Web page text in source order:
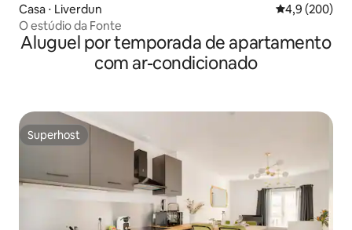
Casa ⋅ Liverdun 4,9 de uma
4,9 (200)
O estúdio da Fonte
Aluguel por temporada de apartamento
com ar-condicionado
Superhost
Superhost